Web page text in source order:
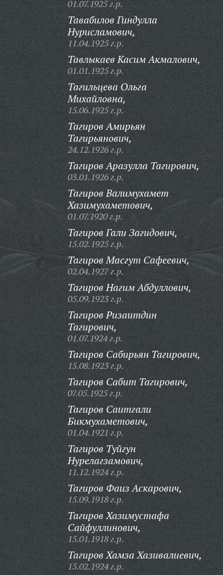
01.07.1925 г.р.
Тавабилов Гиндулла
Нурисламович,
11.04.1925 г.р.
Тавлыкаев Касим Акмалович,
01.01.1925 г.р.
Тагильцева Ольга
Михайловна,
15.06.1925 г.р.
Тагиров Амирьян
Тагирьянович,
24.12.1926 г.р.
Тагиров Аразулла Тагирович,
03.01.1926 г.р.
Тагиров Валимухамет
Хазимухаметович,
01.07.1920 г.р.
Тагиров Гали Загидович,
15.02.1925 г.р.
Тагиров Масгут Сафеевич,
02.04.1927 г.р.
Тагиров Нагим Абдуллович,
05.09.1923 г.р.
Тагиров Ризаитдин
Тагирович,
01.07.1924 г.р.
Тагиров Сабирьян Тагирович,
15.08.1923 г.р.
Тагиров Сабит Тагирович,
07.05.1925 г.р.
Тагиров Саитгали
Бикмухаметович,
01.04.1921 г.р.
Тагиров Туйгун
Нурелагзамович,
11.12.1924 г.р.
Тагиров Фаиз Аскарович,
15.09.1918 г.р.
Тагиров Хазимустафа
Сайфуллинович,
15.01.1918 г.р.
Тагиров Хамза Хазивалиевич,
15.02.1924 г.р.